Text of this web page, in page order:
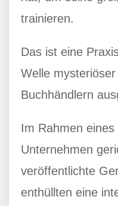
trainieren.
Das ist eine
Welle
Buchhändlern
Im Rahmen
Unternehmen
veröffentlichte
enthüllten eine